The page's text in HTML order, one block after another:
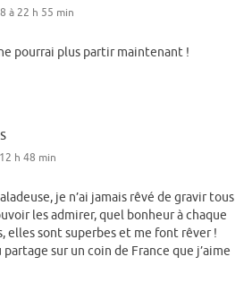
à 22 h 55 min
pourrai plus partir maintenant !
h 48 min
je n’ai jamais rêvé de gravir tous
les admirer, quel bonheur à chaque
elles sont superbes et me font rêver !
sur un coin de France que j’aime